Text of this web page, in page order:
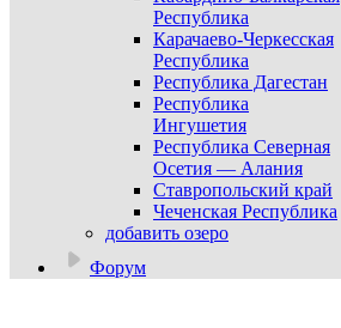
Республика
Карачаево-Черкесская
Республика
Республика Дагестан
Республика
Ингушетия
Республика Северная
Осетия — Алания
Ставропольский край
Чеченская Республика
добавить озеро
Форум